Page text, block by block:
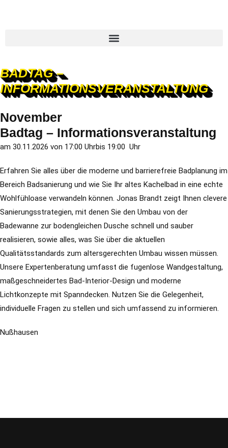
BADTAG –
INFORMATIONSVERANSTALTUNG
November
Badtag – Informationsveranstaltung
am 30.11.2026 von 17:00 Uhrbis 19:00 Uhr
Erfahren Sie alles über die moderne und barrierefreie Badplanung im
Bereich Badsanierung und wie Sie Ihr altes Kachelbad in eine echte
Wohlfühloase verwandeln können. Jonas Brandt zeigt Ihnen clevere
Sanierungsstrategien, mit denen Sie den Umbau von der
Badewanne zur bodengleichen Dusche schnell und sauber
realisieren, sowie alles, was Sie über die aktuellen
Qualitätsstandards zum altersgerechten Umbau wissen müssen.
Unsere Expertenberatung umfasst die fugenlose Wandgestaltung,
maßgeschneidertes Bad-Interior-Design und moderne
Lichtkonzepte mit Spanndecken. Nutzen Sie die Gelegenheit,
individuelle Fragen zu stellen und sich umfassend zu informieren.
Nußhausen